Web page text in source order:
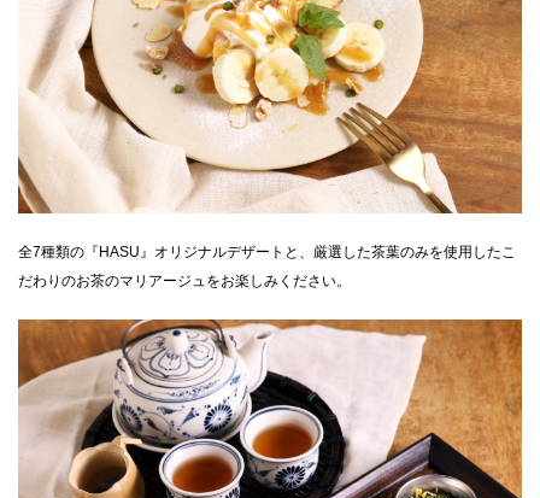
全7種類の『HASU』オリジナルデザートと、厳選した茶葉のみを使用したこ
だわりのお茶のマリアージュをお楽しみください。